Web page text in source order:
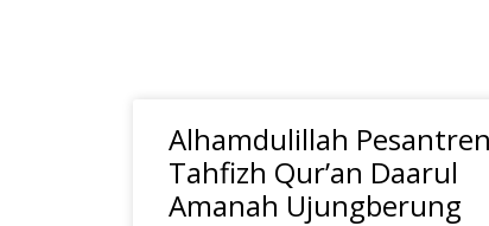
Alhamdulillah Pesantren
Tahfizh Qur’an Daarul
Amanah Ujungberung